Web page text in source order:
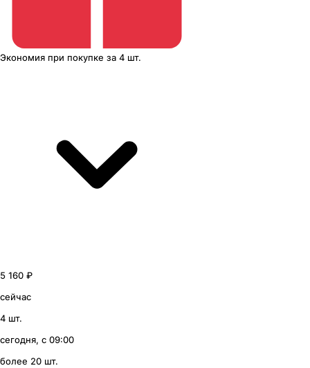
Экономия при покупке за 4 шт.
5 160 ₽
сейчас
4 шт.
сегодня, с 09:00
более 20 шт.